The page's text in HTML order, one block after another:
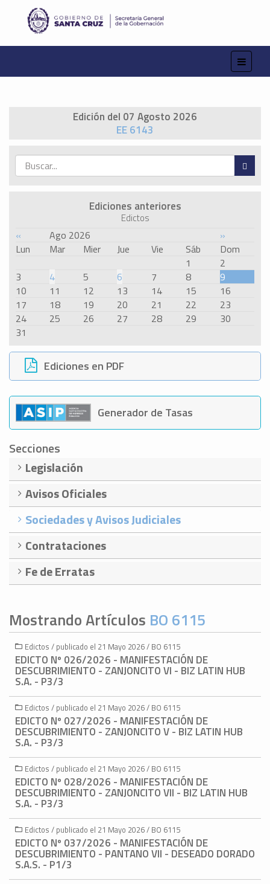
Edición del 07 Agosto 2026
EE 6143
Ediciones anteriores
Edictos
« Ago 2026
»
Lun
Mar Mier Jue Vie Sáb
Dom
1
2
3
4 5 6 7 8
9
10
11 12 13 14 15
16
17
18 19 20 21 22
23
24
25 26 27 28 29
30
31
Ediciones en PDF
Generador de Tasas
Secciones
Legislación
Avisos Oficiales
Sociedades y Avisos Judiciales
Contrataciones
Fe de Erratas
Mostrando Artículos BO 6115
Edictos / publicado el 21 Mayo 2026 / BO 6115
EDICTO Nº 026/2026 - MANIFESTACIÓN DE
DESCUBRIMIENTO - ZANJONCITO VI - BIZ LATIN HUB
S.A. - P3/3
Edictos / publicado el 21 Mayo 2026 / BO 6115
EDICTO Nº 027/2026 - MANIFESTACIÓN DE
DESCUBRIMIENTO - ZANJONCITO V - BIZ LATIN HUB
S.A. - P3/3
Edictos / publicado el 21 Mayo 2026 / BO 6115
EDICTO Nº 028/2026 - MANIFESTACIÓN DE
DESCUBRIMIENTO - ZANJONCITO VII - BIZ LATIN HUB
S.A. - P3/3
Edictos / publicado el 21 Mayo 2026 / BO 6115
EDICTO Nº 037/2026 - MANIFESTACIÓN DE
DESCUBRIMIENTO - PANTANO VII - DESEADO DORADO
S.A.S. - P1/3